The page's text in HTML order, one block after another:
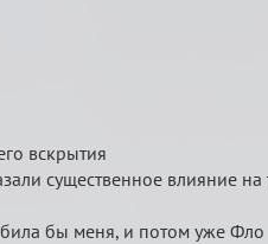
вскрытия
существенное влияние на
бы меня, и потом уже Фло